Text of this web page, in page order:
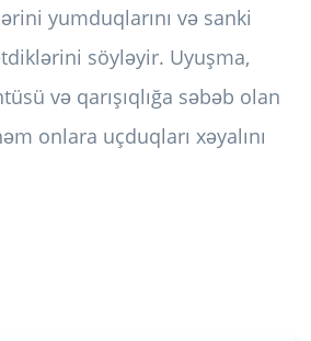
yumduqlarını və sanki
söyləyir. Uyuşma,
və qarışıqlığa səbəb olan
onlara uçduqları xəyalını